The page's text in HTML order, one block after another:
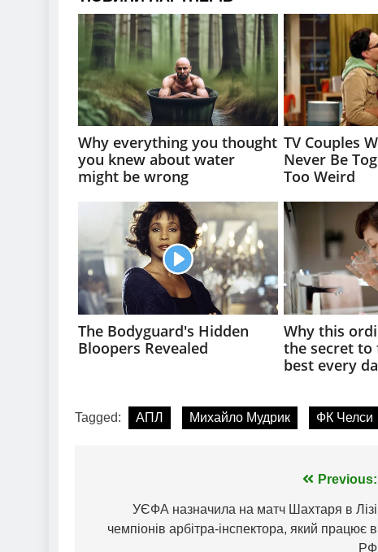
Tagged: АПЛ Михайло Мудрик ФК Челси
записів
Previous:
УЄФА назначила на матч Шахтаря в Лізі
чемпіонів арбітра-інспектора, який працює в
РФ